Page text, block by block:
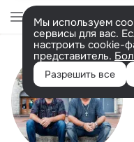
Мы используем
сервисы для вас.
настроить cookie-
представитель.
Разрешить все